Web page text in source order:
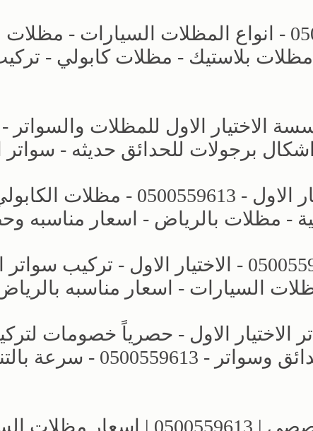
مظلات وسواتر التخصصي - 0500559613 - انواع المظلات السيارات - مظلات
بلاستيك - مظلات كابولي -
الاختيار الاول للمظلات والسواتر -
مشاريع جديده - مظلات وسواتر الاختيار الاول - 0500559613 -
- مظلات بالرياض - اسعار مناسبه
مظلات كراج - مظلات الخارجية - 0500559613 - الاختيار الاول -
السيارات - اسعار مناسبه
الاول - حصرياً خصومات
مظلات سيارات بالرياض - برجولات حدائق وسواتر -
معارض الرياض | مظلات وسواتر التخصصي | 0500559613 |